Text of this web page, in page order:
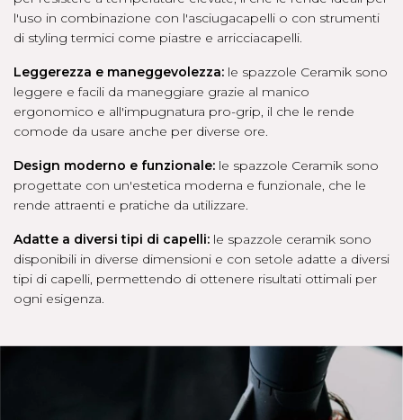
l'uso in combinazione con l'asciugacapelli o con strumenti
di styling termici come piastre e arricciacapelli.
Leggerezza e maneggevolezza: le spazzole Ceramik sono
leggere e facili da maneggiare grazie al manico
ergonomico e all'impugnatura pro-grip, il che le rende
comode da usare anche per diverse ore.
Design moderno e funzionale: le spazzole Ceramik sono
progettate con un'estetica moderna e funzionale, che le
rende attraenti e pratiche da utilizzare.
Adatte a diversi tipi di capelli: le spazzole ceramik sono
disponibili in diverse dimensioni e con setole adatte a diversi
tipi di capelli, permettendo di ottenere risultati ottimali per
ogni esigenza.